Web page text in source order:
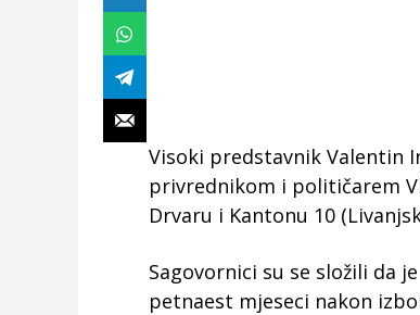
Visoki predstavnik Valentin
privrednikom i političarem
Drvaru i Kantonu 10
Sagovornici su se složili da
petnaest mjeseci nakon